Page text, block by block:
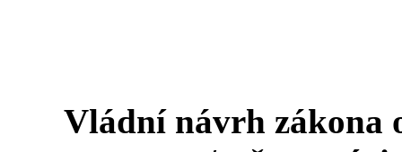
Vládní návrh zákona